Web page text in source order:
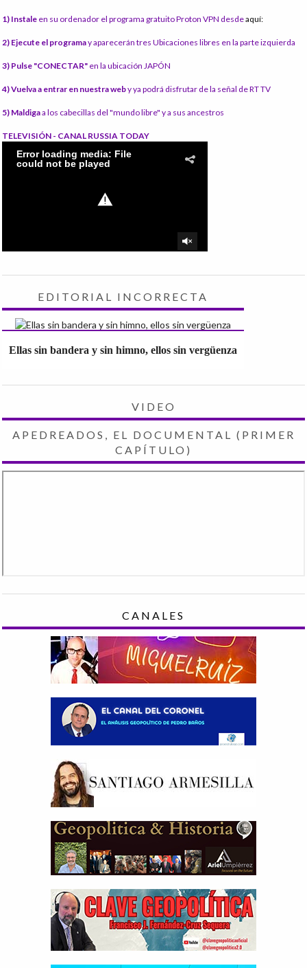
1) Instale en su ordenador el programa gratuito Proton VPN desdeaquí:
2) Ejecute el programay aparecerán tres Ubicaciones libres en la parte izquierda
3) Pulse "CONECTAR" en la ubicación JAPÓN
4) Vuelva a entrar en nuestra weby ya podrá disfrutar de la señal de RT TV
5) Maldigaa los cabecillas del "mundo libre" y a sus ancestros
TELEVISIÓN - CANAL RUSSIA TODAY
EDITORIAL INCORRECTA
Ellas sin bandera y sin himno, ellos sin vergüenza
VIDEO
APEDREADOS, EL DOCUMENTAL (PRIMER
CAPÍTULO)
CANALES